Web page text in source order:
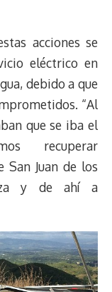
acciones se
eléctrico en
debido a que
“Al
que se iba el
recuperar
San Juan de los
y de ahí a